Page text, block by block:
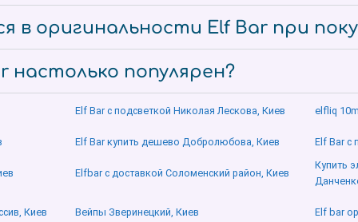
в оригинальности Elf Bar при
настолько популярен?
Elf Bar с подсветкой Николая Лескова, Киев elfliq
Elf Bar купить дешево Добролюбова, Киев Elf Bar с
Elfbar с доставкой Соломенский район, Киев
Купить
Киев Вейпы Зверинецкий, Киев Elf bar